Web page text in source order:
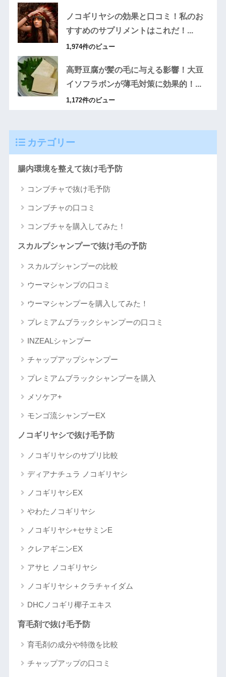
ノコギリヤシの効果と口コミ！私のお
すすめのサプリメントはこれだ！...
1,974件のビュー
高野豆腐が髪の毛に与える影響！大豆
イソフラボンが薄毛対策に効果的！...
1,172件のビュー
カテゴリー
腸内環境を整えて抜け毛予防
コンブチャで抜け毛予防
コンブチャの口コミ
コンブチャを購入してみた！
スカルプシャンプーで抜け毛の予防
スカルプシャンプーの比較
ウーマシャンプの口コミ
ウーマシャンプーを購入してみた！
プレミアムブラックシャンプーの口コミ
INZEALシャンプー
チャップアップシャンプー
プレミアムブラックシャンプーを購入
メソケア+
モンゴ流シャンプーEX
ノコギリヤシで抜け毛予防
ノコギリヤシのサプリ比較
ディアナチュラ ノコギリヤシ
ノコギリヤシEX
やわたノコギリヤシ
ノコギリヤシ+セサミンE
クレアギニンEX
アサヒ ノコギリヤシ
ノコギリヤシ＋クラチャイダム
DHCノコギリ椰子エキス
育毛剤で抜け毛予防
育毛剤の成分や特徴を比較
チャップアップの口コミ